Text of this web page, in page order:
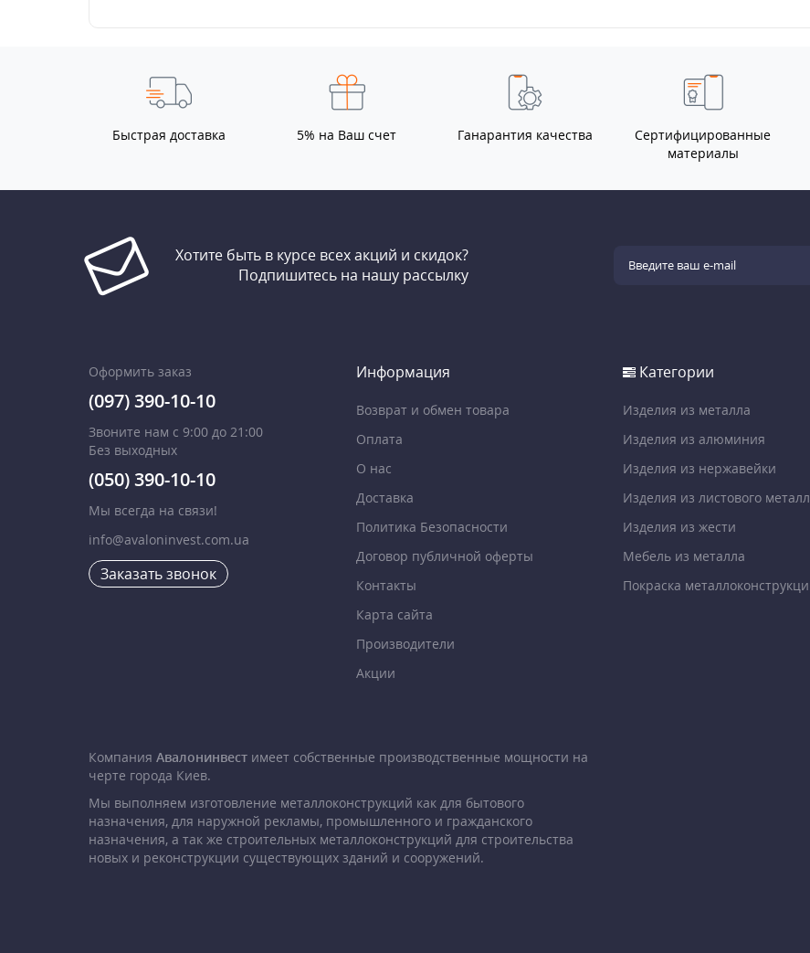
Быстрая доставка 5% на Ваш счет Ганарантия качества
Сертифицированные
материалы
Хотите быть в курсе всех акций и скидок?
Подпишитесь на нашу рассылку
Оформить заказ
(097) 390-10-10
Звоните нам с 9:00 до 21:00
Без выходных
(050) 390-10-10
Мы всегда на связи!
info@avaloninvest.com.ua
Заказать звонок
Информация
Возврат и обмен товара
Оплата
О нас
Доставка
Политика Безопасности
Договор публичной оферты
Контакты
Карта сайта
Производители
Акции
Категории
Изделия из металла
Изделия из алюминия
Изделия из нержавейки
Изделия из листового
Изделия из жести
Мебель из металла
Покраска
Компания Авалонинвест имеет собственные производственные мощности на
черте города Киев.
Мы выполняем изготовление металлоконструкций как для бытового
назначения, для наружной рекламы, промышленного и гражданского
назначения, а так же строительных металлоконструкций для строительства
новых и реконструкции существующих зданий и сооружений.